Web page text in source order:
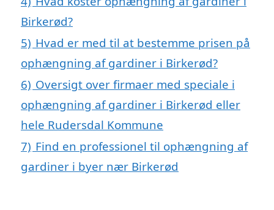
Birkerød?
5) Hvad er med til at bestemme prisen på
ophængning af gardiner i Birkerød?
6) Oversigt over firmaer med speciale i
ophængning af gardiner i Birkerød eller
hele Rudersdal Kommune
7) Find en professionel til ophængning af
gardiner i byer nær Birkerød